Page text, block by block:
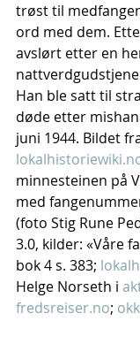
trøst til
ord med dem.
avslørt etter en
Han ble satt til
døde etter
juni 1944. Bildet
minnesteinen på
med
(foto Stig Rune
3.0, kilder: «Våre
bok 4 s. 383;
Helge Norseth i
fredsreiser.no;